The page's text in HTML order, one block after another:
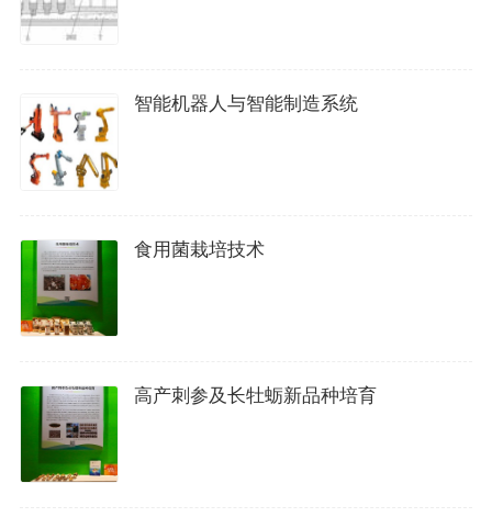
智能机器人与智能制造系统
食用菌栽培技术
高产刺参及长牡蛎新品种培育